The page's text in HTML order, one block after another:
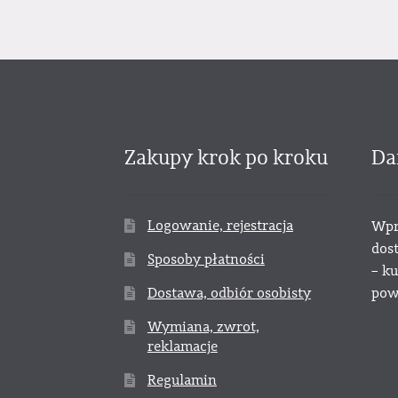
Zakupy krok po kroku
Logowanie, rejestracja
Sposoby płatności
Dostawa, odbiór osobisty
Wymiana, zwrot,
reklamacje
Regulamin
–